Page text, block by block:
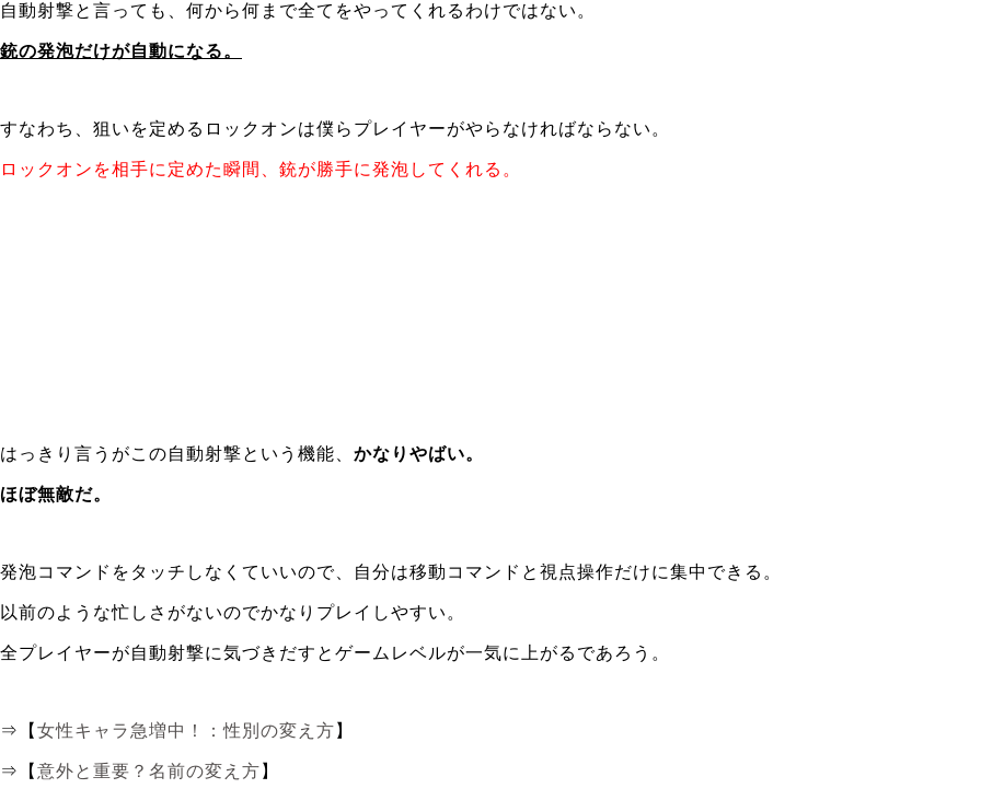
自動射撃と言っても、何から何まで全てをやってくれるわけではない。
銃の発泡だけが自動になる。
すなわち、狙いを定めるロックオンは僕らプレイヤーがやらなければならない。
ロックオンを相手に定めた瞬間、銃が勝手に発泡してくれる。
はっきり言うがこの自動射撃という機能、 かなりやばい。
ほぼ無敵だ。
発泡コマンドをタッチしなくていいので、自分は移動コマンドと視点操作だけに集中できる。
以前のような忙しさがないのでかなりプレイしやすい。
全プレイヤーが自動射撃に気づきだすとゲームレベルが一気に上がるであろう。
⇒【 女性キャラ急増中！：性別の変え方 】
⇒【 意外と重要？名前の変え方 】